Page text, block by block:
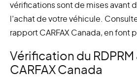
vérifications sont de mises avant
l’achat de votre véhicule.
rapport CARFAX Canada, en font
Vérification du
CARFAX Canada